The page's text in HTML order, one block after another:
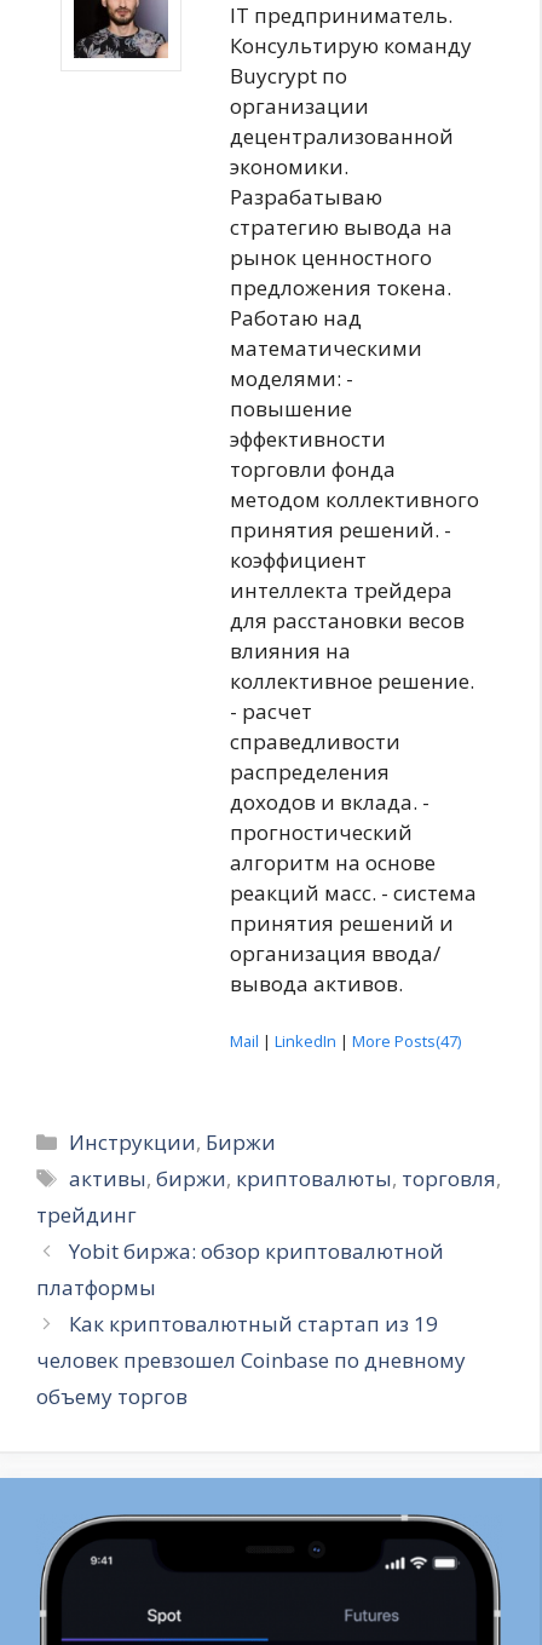
IT предприниматель.
Консультирую команду
Buycrypt по
организации
децентрализованной
экономики.
Разрабатываю
стратегию вывода на
рынок ценностного
предложения токена.
Работаю над
математическими
моделями: -
повышение
эффективности
торговли фонда
методом коллективного
принятия решений. -
коэффициент
интеллекта трейдера
для расстановки весов
влияния на
коллективное решение.
- расчет
справедливости
распределения
доходов и вклада. -
прогностический
алгоритм на основе
реакций масс. - система
принятия решений и
организация ввода/
вывода активов.
Mail | LinkedIn | More Posts(47)
Рубрики
Инструкции, Биржи
Метки
активы,биржи, криптовалюты, торговля,
трейдинг
Yobit биржа: обзор криптовалютной
платформы
Как криптовалютный стартап из 19
человек превзошел Coinbase по дневному
объему торгов